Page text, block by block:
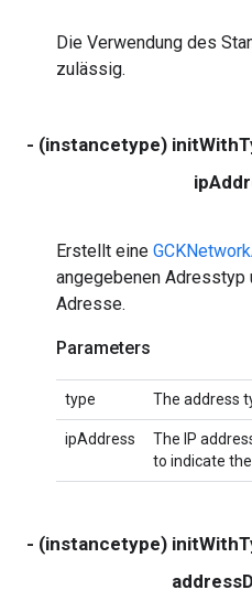
Die Verwendung des
zulässig.
- (instancetype)
Erstellt eine
angegebenen Adresstyp
Adresse.
Parameters
type The address
ipAddress The IP
to indicate
- (instancetype)